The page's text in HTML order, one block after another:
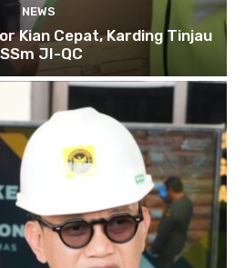
NEWS
Kian Cepat, Karding Tinjau
SSm JI-QC